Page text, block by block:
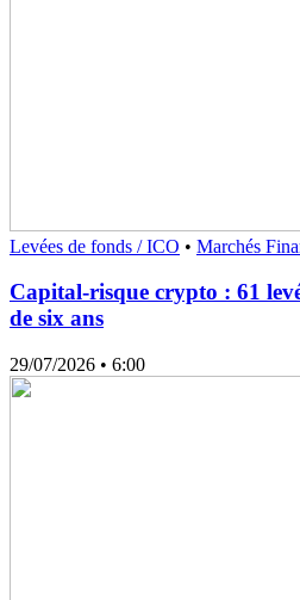
Levées de fonds / ICO • Marchés
Capital-risque crypto : 61
de six ans
29/07/2026 • 6:00